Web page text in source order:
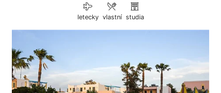
letecky vlastní studia